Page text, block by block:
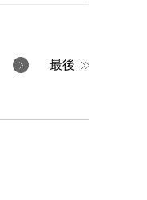
最後